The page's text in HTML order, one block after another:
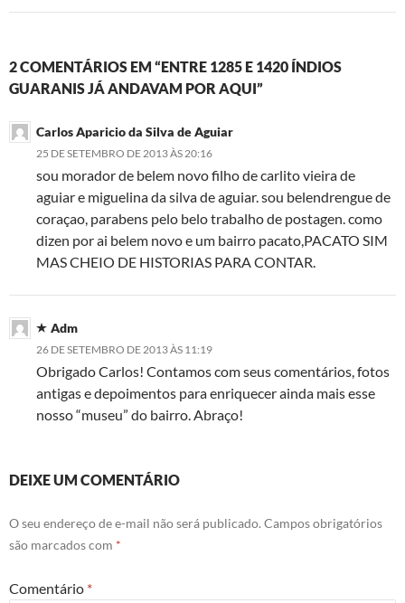
2 COMENTÁRIOS EM “ENTRE 1285 E 1420 ÍNDIOS
GUARANIS JÁ ANDAVAM POR AQUI”
Carlos Aparicio da Silva de Aguiar
25 DE SETEMBRO DE 2013 ÀS 20:16
sou morador de belem novo filho de carlito vieira de
aguiar e miguelina da silva de aguiar. sou belendrengue de
coraçao, parabens pelo belo trabalho de postagen. como
dizen por ai belem novo e um bairro pacato,PACATO SIM
MAS CHEIO DE HISTORIAS PARA CONTAR.
Adm
26 DE SETEMBRO DE 2013 ÀS 11:19
Obrigado Carlos! Contamos com seus comentários, fotos
antigas e depoimentos para enriquecer ainda mais esse
nosso “museu” do bairro. Abraço!
DEIXE UM COMENTÁRIO
O seu endereço de e-mail não será publicado. Campos obrigatórios
são marcados com *
Comentário *